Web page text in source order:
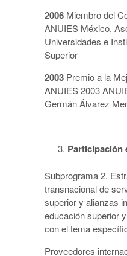
2006 Miembro del
ANUIES México,
Universidades e
Superior
2003 Premio a la
ANUIES 2003
Germán Álvarez
Participación
Subprograma 2.
transnacional de
superior y alianzas
educación superior
con el tema
Proveedores